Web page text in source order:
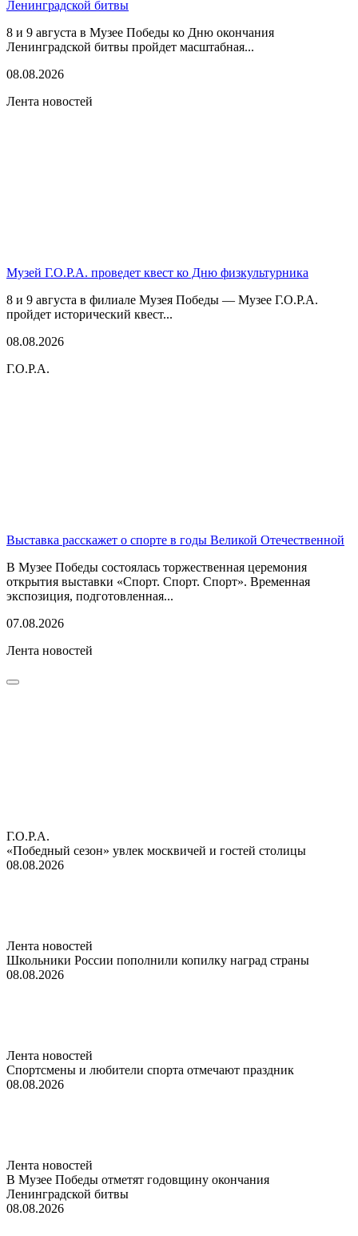
Ленинградской битвы
8 и 9 августа в Музее Победы ко Дню окончания
Ленинградской битвы пройдет масштабная...
08.08.2026
Лента новостей
Музей Г.О.Р.А. проведет квест ко Дню физкультурника
8 и 9 августа в филиале Музея Победы — Музее Г.О.Р.А.
пройдет исторический квест...
08.08.2026
Г.О.Р.А.
Выставка расскажет о спорте в годы Великой Отечественной
В Музее Победы состоялась торжественная церемония
открытия выставки «Спорт. Спорт. Спорт». Временная
экспозиция, подготовленная...
07.08.2026
Лента новостей
Г.О.Р.А.
«Победный сезон» увлек москвичей и гостей столицы
08.08.2026
Лента новостей
Школьники России пополнили копилку наград страны
08.08.2026
Лента новостей
Спортсмены и любители спорта отмечают праздник
08.08.2026
Лента новостей
В Музее Победы отметят годовщину окончания
Ленинградской битвы
08.08.2026